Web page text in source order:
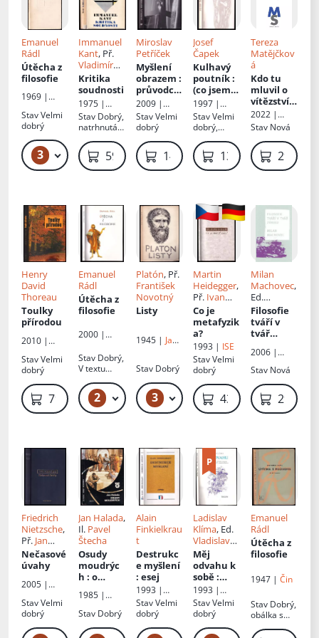
Emanuel
Rádl
Útěcha z
filosofie
1969 |
fronta
StavVelmi
dobrý
3 49 Kč – 59 Kč
Immanuel
Kant, Př.
Vladimír
Špalek,
Walter
Hansel
Kritika
soudnosti
1975 |
Odeon
Stav Dobrý,
natrhnutá
599 Kč
Miroslav
Petříček
Myšlení
obrazem :
průvodce
současný
m
filosofický
myšlením
pro
středně
2009 |
Herrmann
& synové
StavVelmi
dobrý
149 Kč
Josef
Čapek
Kulhavý
poutník:
(co jsem
na světě
uviděl)
1997 |
Dauphin
StavVelmi
dobrý,
ořízka
139 Kč
Tereza
Matějčkov
á
Kdo tu
mluvil o
vítězství?
: osm
cvičení ve
é
rezignaci
2022 |
Karolinum
Stav Nová
299 Kč
Henry
David
Thoreau
Toulky
přírodou
2010 |
StavVelmi
dobrý
799 Kč
Emanuel
Rádl
Útěcha z
filosofie
2000 |
Stav Dobrý,
V textu
tužkou
2 79 Kč – 89 Kč
Platón, Př.
František
Novotný
Listy
1945 | Jan
Stav Dobrý
3 79 Kč
Martin
Heidegger,
Př. Ivan
Chvatík
Co je
metafyzik
a?
1993 | ISE
StavVelmi
dobrý
439 Kč
Milan
Machovec,
Ed.
Vladimír
Slunečko
Filosofie
tváří v
tvář
2006 |
Stav Nová
299 Kč
Friedrich
Nietzsche,
Př. Jan
Krejčí,
Pavel
Kouba
Nečasové
úvahy
2005 |
StavVelmi
dobrý
Jan Halada,
Il. Pavel
Štecha
Osudy
moudrýc
h: o
a filozofii
1985 |
Stav Dobrý
Alain
Finkielkrau
t
Destrukc
e myšlení
: esej
1993 |
ATLANTIS
NAKLADAT
ELSTVÍ
StavVelmi
dobrý
Ladislav
Klíma, Ed.
Vladislav
Zadrobílek
Měj
odvahu k
sobě:
výbor z
dopisů
Antonínu
Pavlovi z
let 1913-
1993 |
Trigon
StavVelmi
dobrý
Emanuel
Rádl
Útěcha z
filosofie
1947 | Čin
Stav Dobrý,
obálka s